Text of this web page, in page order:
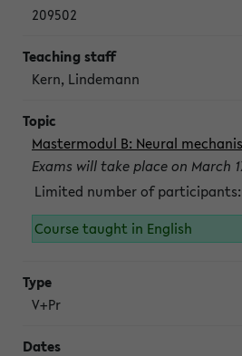
209502
Kern, Lindemann
Mastermodul B: Neural
Exams will take place on March
Limited number of participants:
Course taught in English
V+Pr